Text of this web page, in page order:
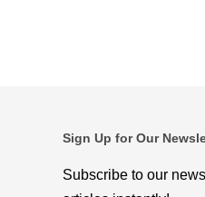
Sign Up for Our
Subscribe to our